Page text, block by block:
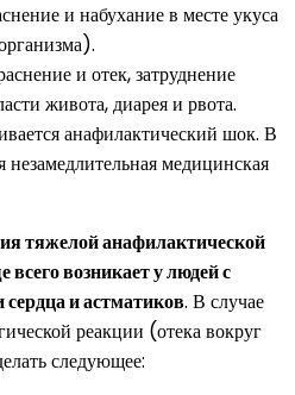
и набухание в месте укуса
и отек, затруднение
живота, диарея и рвота.
анафилактический шок. В
незамедлительная медицинская
тяжелой анафилактической
возникает у людей с
и астматиков. В случае
реакции (отека вокруг
следующее: